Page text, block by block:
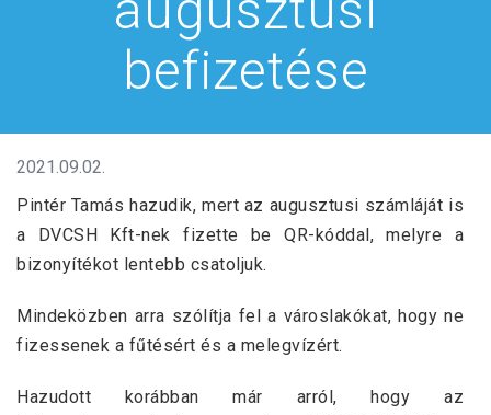
befizetése
2021.09.02.
Pintér Tamás hazudik, mert az augusztusi számláját is
a DVCSH Kft-nek fizette be QR-kóddal, melyre a
bizonyítékot lentebb csatoljuk.
Mindeközben arra szólítja fel a városlakókat, hogy ne
fizessenek a fűtésért és a melegvízért.
Hazudott korábban már arról, hogy az